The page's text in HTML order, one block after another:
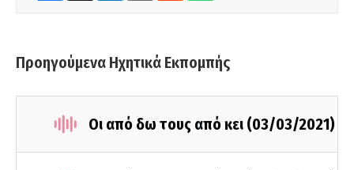
Προηγούμενα Ηχητικά Εκπομπής
Οι από δω τους από κει (03/03/2021)